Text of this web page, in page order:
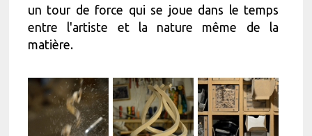
un tour de force qui se joue dans le temps
entre l'artiste et la nature même de la
matière.